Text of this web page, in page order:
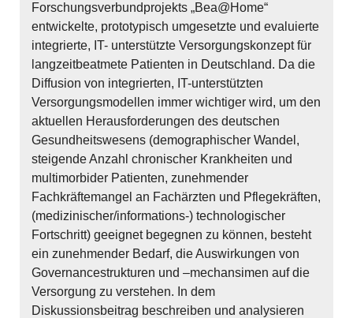
Forschungsverbundprojekts „Bea@Home“
entwickelte, prototypisch umgesetzte und evaluierte
integrierte, IT- unterstützte Versorgungskonzept für
langzeitbeatmete Patienten in Deutschland. Da die
Diffusion von integrierten, IT-unterstützten
Versorgungsmodellen immer wichtiger wird, um den
aktuellen Herausforderungen des deutschen
Gesundheitswesens (demographischer Wandel,
steigende Anzahl chronischer Krankheiten und
multimorbider Patienten, zunehmender
Fachkräftemangel an Fachärzten und Pflegekräften,
(medizinischer/informations-) technologischer
Fortschritt) geeignet begegnen zu können, besteht
ein zunehmender Bedarf, die Auswirkungen von
Governancestrukturen und –mechansimen auf die
Versorgung zu verstehen. In dem
Diskussionsbeitrag beschreiben und analysieren